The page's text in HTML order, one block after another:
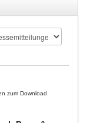
zum Download